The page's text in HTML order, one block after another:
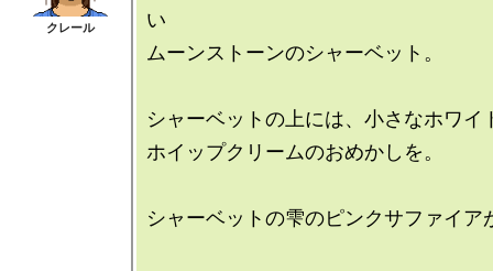
い
ムーンストーンのシャーベット。
シャーベットの上には、小さなホワイ
ホイップクリームのおめかしを。
シャーベットの雫のピンクサファイア